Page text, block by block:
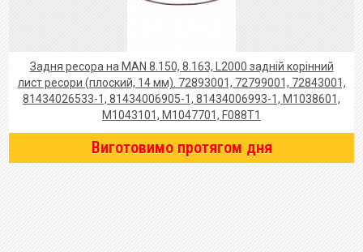
Задня ресора на MAN 8.150, 8.163, L2000 задній корінний
лист ресори (плоский, 14 мм). 72893001, 72799001, 72843001,
81434026533-1, 81434006905-1, 81434006993-1, M1038601,
M1043101, M1047701, F088T1
Виготовимо протягом дня